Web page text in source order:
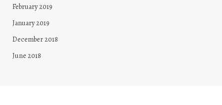
February 2019
January 2019
December 2018
June 2018